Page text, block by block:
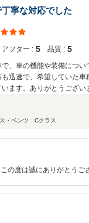
ともどうぞよろしくお願
南 内田
寧な対応でした
アフター : 5 品質 : 5
、車の機能や装備につい
迅速で、希望していた
ます。ありがとうござい
ス・ベンツ Cクラス
の度は誠にありがとうご
り良いものになるよう、
とも末永いお付き合いの
田